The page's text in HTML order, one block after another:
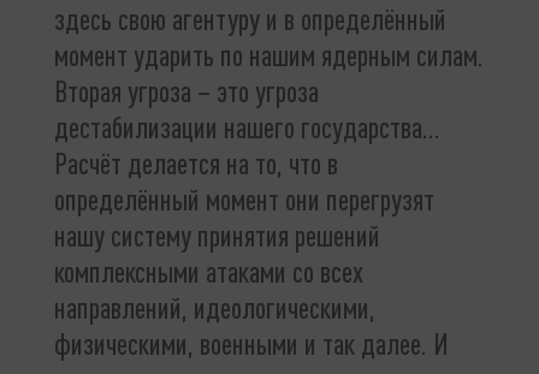
здесь свою агентуру и в определённый
момент ударить по нашим ядерным силам.
Вторая угроза – это угроза
дестабилизации нашего государства...
Расчёт делается на то, что в
определённый момент они перегрузят
нашу систему принятия решений
комплексными атаками со всех
направлений, идеологическими,
физическими, военными и так далее. И